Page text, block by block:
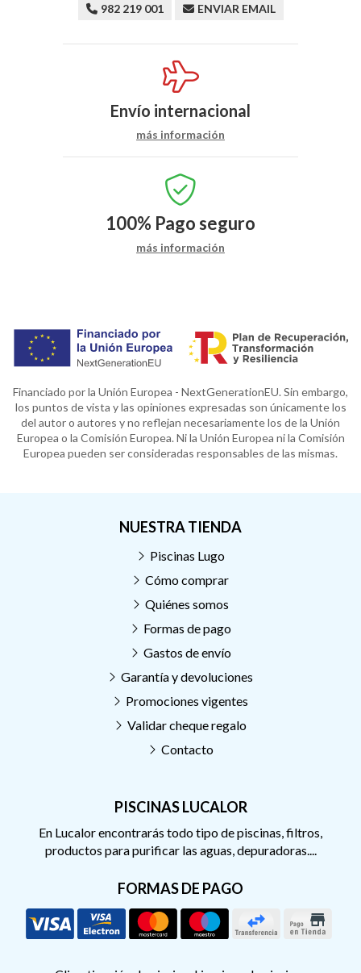
982 219 001 ENVIAR EMAIL
Envío internacional
más información
100% Pago seguro
más información
Financiado por la Unión Europea - NextGenerationEU. Sin embargo,
los puntos de vista y las opiniones expresadas son únicamente los
del autor o autores y no reflejan necesariamente los de la Unión
Europea o la Comisión Europea. Ni la Unión Europea ni la Comisión
Europea pueden ser consideradas responsables de las mismas.
PISCINAS LUCALOR
En Lucalor encontrarás todo tipo de piscinas, filtros,
productos para purificar las aguas, depuradoras....
FORMAS DE PAGO
NUESTRA TIENDA
Piscinas Lugo
Cómo comprar
Quiénes somos
Formas de pago
Gastos de envío
Garantía y devoluciones
Promociones vigentes
Validar cheque regalo
Contacto